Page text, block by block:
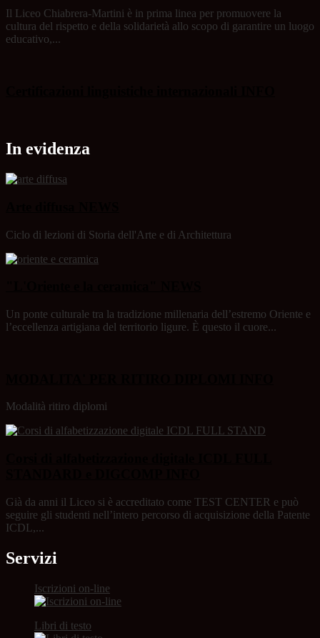
Il Liceo Chiabrera-Martini è in prima linea per promuovere la
cultura del rispetto e della solidarietà allo scopo di garantire un luogo
educativo,...
In evidenza
Ciclo di lezioni di Storia dell'Arte e di Architettura
Un ponte culturale tra la tradizione millenaria dell’estremo Oriente e
l’eccellenza artigiana del territorio ligure. È questo il cuore...
Modalità ritiro diplomi
Già da anni il Liceo si è accreditato come TEST CENTER e può
seguire gli studenti nell’intero percorso di acquisizione della Patente
ICDL,...
Servizi
Iscrizioni on-line
Libri di testo